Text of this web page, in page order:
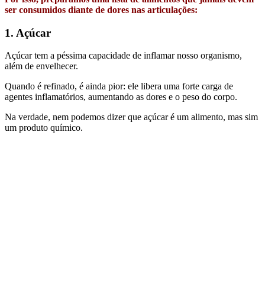
ser consumidos diante de dores nas articulações:
1. Açúcar
Açúcar tem a péssima capacidade de inflamar nosso organismo,
além de envelhecer.
Quando é refinado, é ainda pior: ele libera uma forte carga de
agentes inflamatórios, aumentando as dores e o peso do corpo.
Na verdade, nem podemos dizer que açúcar é um alimento, mas sim
um produto químico.